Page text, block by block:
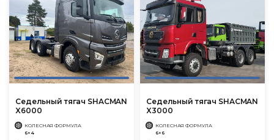
Седельный тягач SHACMAN
X6000
КОЛЕСНАЯ ФОРМУЛА
6×4
Седельный тягач SHACMAN
X3000
КОЛЕСНАЯ ФОРМУЛА
6×6